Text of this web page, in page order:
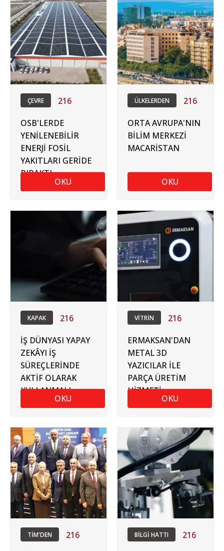
GÜMRÜK
SÜREÇLERİ
ÇEVRE 216
OSB'LERDE
YENİLENEBİLİR
ENERJİ FOSİL
YAKITLARI GERİDE
BIRAKTI
OKU
ÜLKELERDEN 216
ORTA AVRUPA'NIN
BİLİM MERKEZİ
MACARİSTAN
OKU
KAPAK 216
İŞ DÜNYASI YAPAY
ZEKÂYI İŞ
SÜREÇLERİNDE
AKTİF OLARAK
KULLANMALI
OKU
VİTRİN 216
ERMAKSAN'DAN
METAL 3D
YAZICILAR İLE
PARÇA ÜRETİM
HİZMETİ
OKU
TİM'DEN 216 BİLGİ HATTI 216